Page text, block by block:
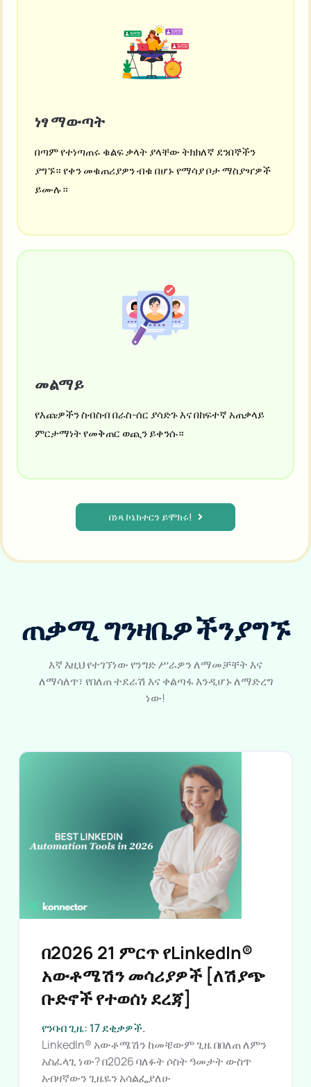
ነፃ ማውጣት
በጣም የተነጣጠሩ ቁልፍ ቃላት ያላቸው ትክክለኛ ደንበኞችን
ያግኙ። የቀን መቁጠሪያዎን ብቁ በሆኑ የማሳያ ቦታ ማስያዣዎች
ይሙሉ።
መልማይ
የእጩዎችን ስብስብ በራስ-ሰር ያሳድጉ እና በከፍተኛ አጠቃላይ
ምርታማነት የመቅጠር ወጪን ይቀንሱ።
በነጻ ኮኔክተርን ይሞክሩ!
ጠቃሚ ግንዛቤዎችንያግኙ
እኛ እዚህ የተገኘነው የንግድ ሥራዎን ለማመቻቸት እና
ለማሳለጥ፣ የበለጠ ተደራሽ እና ቀልጣፋ እንዲሆኑ ለማድረግ
ነው!
በ2026 21 ምርጥ የLinkedIn®
አውቶሜሽን መሳሪያዎች [ለሽያጭ
ቡድኖች የተወሰነ ደረጃ]
የንባብ ጊዜ: 17 ደቂቃዎች.
LinkedIn® አውቶሜሽን ከመቼውም ጊዜ በበለጠ ለምን
አስፈላጊ ነው? በ2026 ባለፉት ሶስት ዓመታት ውስጥ
አብዛኛውን ጊዜዬን አሳልፌያለሁ